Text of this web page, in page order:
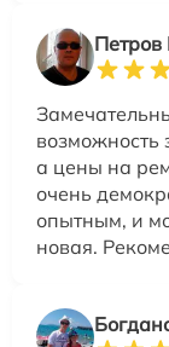
Петров
возможность
а цены на
очень
опытным, и
новая.